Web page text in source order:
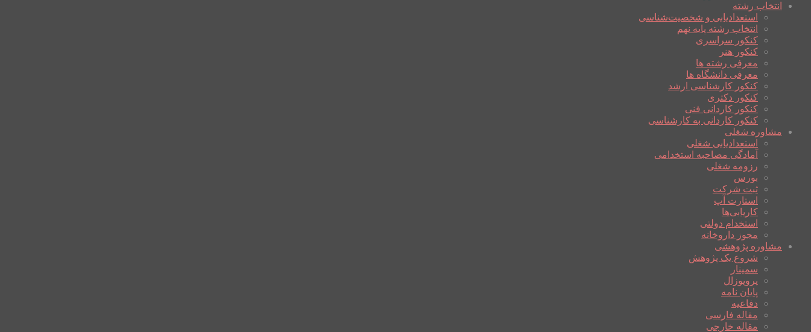
انتخاب رشته
استعدادیابی و شخصیت‌شناسی
انتخاب رشته پایه نهم
کنکور سراسری
کنکور هنر
معرفی رشته ها
معرفی دانشگاه ها
کنکور کارشناسی ارشد
کنکور دکتری
کنکور کاردانی فنی
کنکور کاردانی به کارشناسی
مشاوره شغلی
استعدادیابی شغلی
آمادگی مصاحبه استخدامی
رزومه شغلی
بورس
ثبت شرکت
استارت آپ
کاریابی‌ها
استخدام دولتی
مجوز داروخانه
مشاوره پژوهشی
شروع یک پژوهش
سمینار
پروپوزال
پایان نامه
دفاعیه
مقاله فارسی
مقاله خارجی